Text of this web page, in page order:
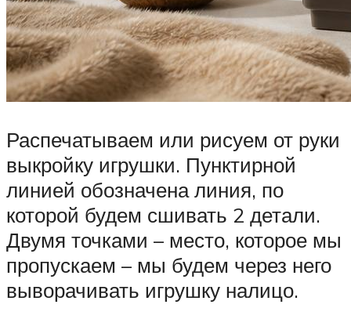
Распечатываем или рисуем от руки
выкройку игрушки. Пунктирной
линией обозначена линия, по
которой будем сшивать 2 детали.
Двумя точками – место, которое мы
пропускаем – мы будем через него
выворачивать игрушку налицо.